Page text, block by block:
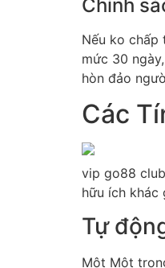
Chính
Nếu ko chấp
mức 30
hòn đảo
Các
vip go88
hữu ích khác
Tự
Một Một